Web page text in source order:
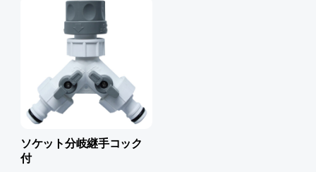
ソケット分岐継手コック
付